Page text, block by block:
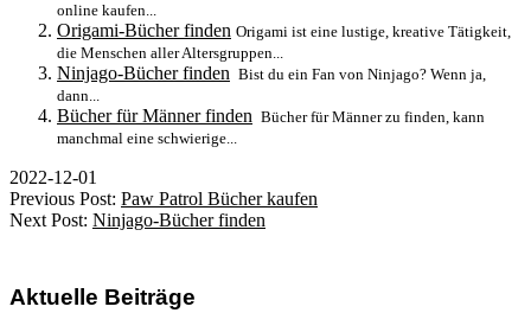
online kaufen...
Origami-Bücher finden‍‍ Origami ist eine lustige, kreative Tätigkeit,
die Menschen aller Altersgruppen...
Ninjago-Bücher finden ‍ Bist du ein Fan von Ninjago? Wenn ja,
dann...
Bücher für Männer finden ‍ Bücher für Männer zu finden, kann
manchmal eine schwierige...
2022-12-01
Previous Post: Paw Patrol Bücher kaufen
Next Post: Ninjago-Bücher finden
Aktuelle Beiträge